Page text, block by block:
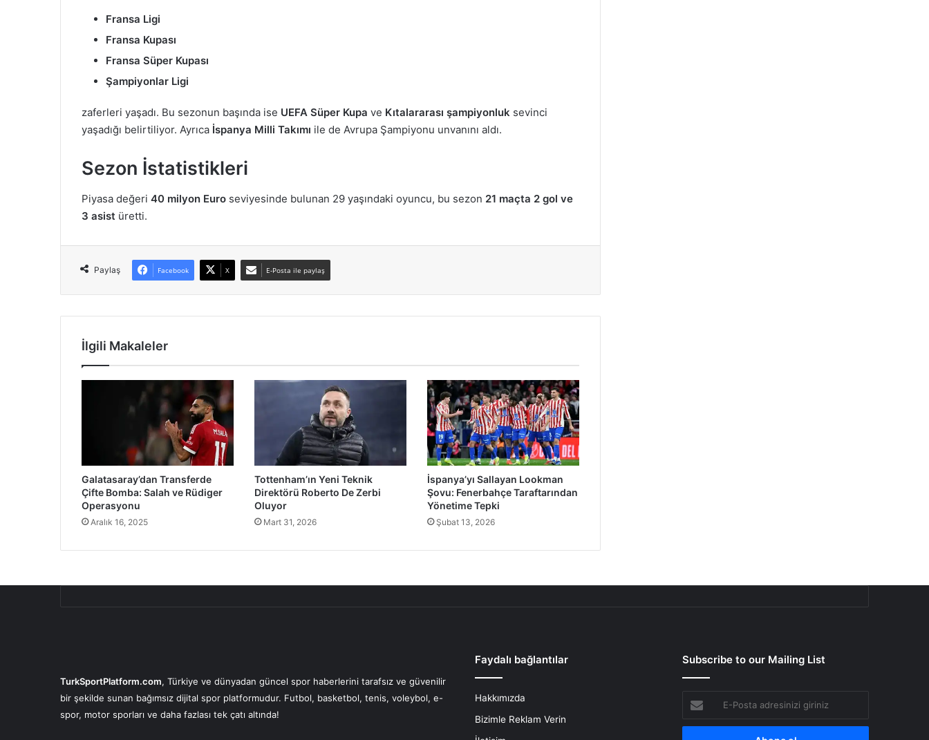
Fransa Ligi
Fransa Kupası
Fransa Süper Kupası
Şampiyonlar Ligi
zaferleri yaşadı. Bu sezonun başında ise UEFA Süper Kupa ve Kıtalararası şampiyonluk sevinci
yaşadığı belirtiliyor. Ayrıca İspanya Milli Takımı ile de Avrupa Şampiyonu unvanını aldı.
Sezon İstatistikleri
Piyasa değeri 40 milyon Euro seviyesinde bulunan 29 yaşındaki oyuncu, bu sezon 21 maçta 2 gol ve
3 asist üretti.
Paylaş Facebook X E-Posta ile paylaş
İlgili Makaleler
Galatasaray’dan Transferde
Çifte Bomba: Salah ve Rüdiger
Operasyonu
Aralık 16, 2025
Tottenham’ın Yeni Teknik
Direktörü Roberto De Zerbi
Oluyor
Mart 31, 2026
İspanya’yı Sallayan Lookman
Şovu: Fenerbahçe Taraftarından
Yönetime Tepki
Şubat 13, 2026
TurkSportPlatform.com, Türkiye ve dünyadan güncel spor haberlerini tarafsız ve güvenilir
bir şekilde sunan bağımsız dijital spor platformudur. Futbol, basketbol, tenis, voleybol, e-
spor, motor sporları ve daha fazlası tek çatı altında!
Faydalı bağlantılar
Hakkımızda
Bizimle Reklam Verin
Subscribe to our Mailing List
Posta
adresinizi